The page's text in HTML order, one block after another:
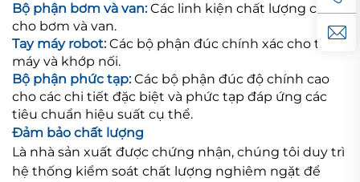
Bộ phận bơm và van:Các linh kiện chất lượng cao
cho bơm và van.
Tay máy robot:Các bộ phận đúc chính xác cho tay
máy và khớp nối.
Bộ phận phức tạp:Các bộ phận đúc độ chính cao
cho các chi tiết đặc biệt và phức tạp đáp ứng các
tiêu chuẩn hiệu suất cụ thể.
Đảm bảo chất lượng
Là nhà sản xuất được chứng nhận, chúng tôi duy trì
hệ thống kiểm soát chất lượng nghiêm ngặt để